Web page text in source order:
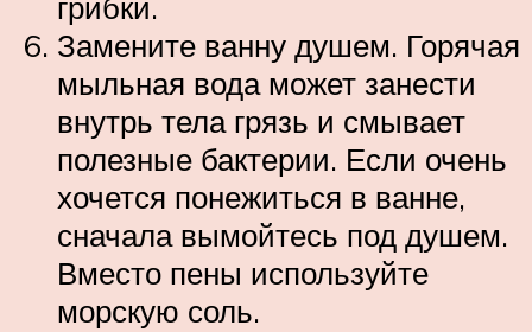
Замените ванну душем. Горячая
мыльная вода может занести
внутрь тела грязь и смывает
полезные бактерии. Если очень
хочется понежиться в ванне,
сначала вымойтесь под душем.
Вместо пены используйте
морскую соль.